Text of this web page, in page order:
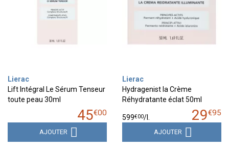
Lierac
Lift Intégral Le Sérum Tenseur
toute peau 30ml
45€00
AJOUTER
Lierac
Hydragenist la Crème
Réhydratante éclat 50ml
29€95
599€00/
AJOUTER